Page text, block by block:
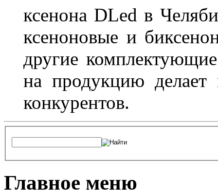
ксенона DLed в
ксеноновые и
другие
на продукцию
конкурентов.
Главное меню